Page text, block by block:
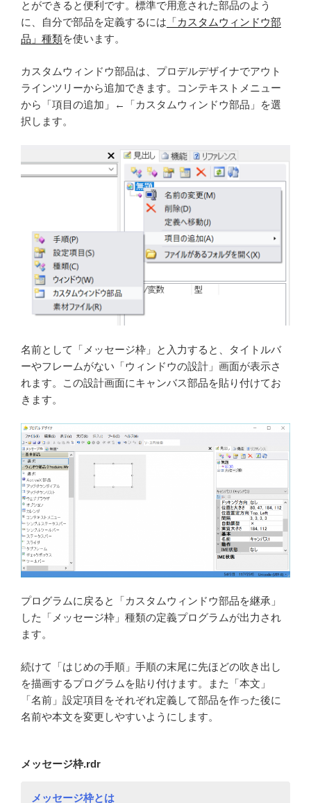
とができると便利です。標準で用意された部品のよう
に、自分で部品を定義するには 「カスタムウィンドウ部
品」種類を使います。
カスタムウィンドウ部品は、プロデルデザイナでアウト
ラインツリーから追加できます。コンテキストメニュー
から「項目の追加」←「カスタムウィンドウ部品」を選
択します。
名前として「メッセージ枠」と入力すると、タイトルバ
ーやフレームがない「ウィンドウの設計」画面が表示さ
れます。この設計画面にキャンバス部品を貼り付けてお
きます。
プログラムに戻ると「カスタムウィンドウ部品を継承」
した「メッセージ枠」種類の定義プログラムが出力され
ます。
続けて「はじめの手順」手順の末尾に先ほどの吹き出し
を描画するプログラムを貼り付けます。また「本文」
「名前」設定項目をそれぞれ定義して部品を作った後に
名前や本文を変更しやすいようにします。
メッセージ枠.rdr